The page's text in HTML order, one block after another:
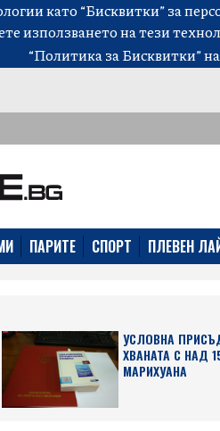
като “Бисквитки” за
използването на тези
“Политика за Бисквитки”
ПАРИТЕ СПОРТ ПЛЕВЕН
УСЛОВНА
ХВАНАТА С НАД
МАРИХУАНА